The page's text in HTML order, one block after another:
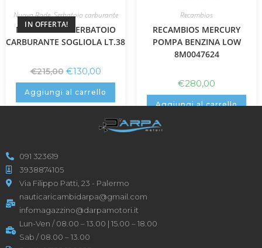
IN OFFERTA!
Nuova Rade,Serbatoio carburante
NUOVA RADE SERBATOIO
CARBURANTE SOGLIOLA LT.38
€215,00 €130,00
Aggiungi al carrello
Recambios
RECAMBIOS MERCURY
POMPA BENZINA LOW
8M0047624
€280,00
Aggiungi al carrello
091 323619
3938874105
Via Filippo Patti, 23 - Palermo
nauticaricambidarpa@gmail.com
infomagazzino@darpamotori.it
Lun-Ven / 08.00 – 13.00 | 15.00 – 18.00
Sab / 08.00 – 13.00